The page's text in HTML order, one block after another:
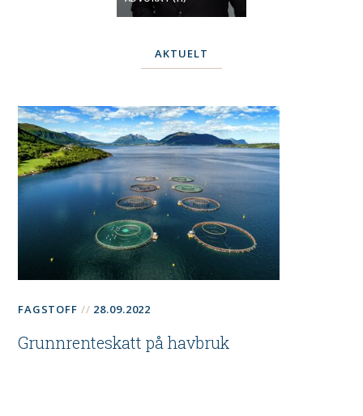
AKTUELT
FAGSTOFF 28.09.2022
Grunnrenteskatt på havbruk